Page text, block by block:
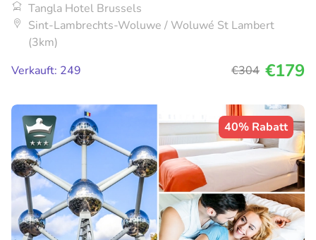
Tangla Hotel Brussels
Sint-Lambrechts-Woluwe / Woluwé St Lambert
(3km)
Verkauft: 249
€304 €179
40% Rabatt